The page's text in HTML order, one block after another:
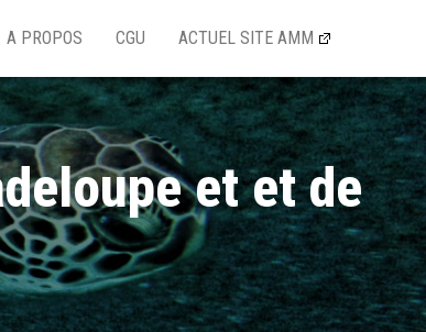
A PROPOS CGU ACTUEL SITE AMM
et et de